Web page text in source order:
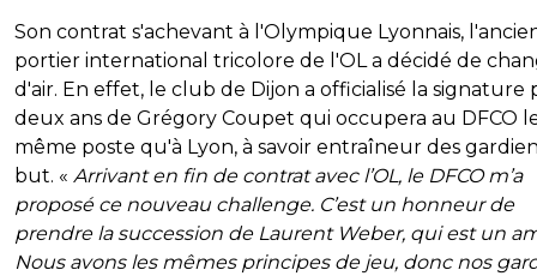
Son contrat s'achevant à l'Olympique Lyonnais,
portier international tricolore de l'OL a décidé de
d'air. En effet, le club de Dijon a officialisé la signature
deux ans de Grégory Coupet qui occupera au DFCO
même poste qu'à Lyon, à savoir entraîneur des
but. « Arrivant en fin de contrat avec l’OL, le DFCO m’a
proposé ce nouveau challenge. C’est un honneur de
prendre la succession de Laurent Weber, qui est un
Nous avons les mêmes principes de jeu, donc nos